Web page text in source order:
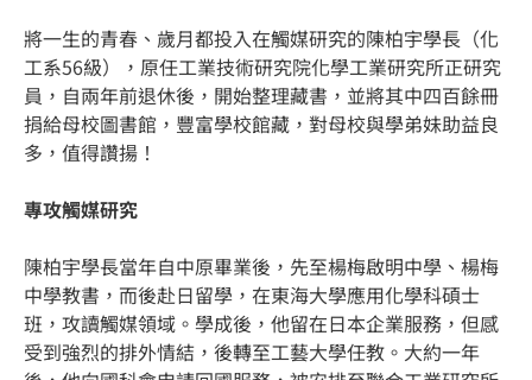
將一生的青春、歲月都投入在觸媒研究的陳柏宇學長（化
工系56級），原任工業技術研究院化學工業研究所正研究
員，自兩年前退休後，開始整理藏書，並將其中四百餘冊
捐給母校圖書館，豐富學校館藏，對母校與學弟妹助益良
多，值得讚揚！
專攻觸媒研究
陳柏宇學長當年自中原畢業後，先至楊梅啟明中學、楊梅
中學教書，而後赴日留學，在東海大學應用化學科碩士
班，攻讀觸媒領域。學成後，他留在日本企業服務，但感
受到強烈的排外情結，後轉至工藝大學任教。大約一年